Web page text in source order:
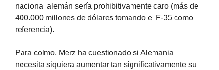
nacional alemán sería prohibitivamente caro (más de
400.000 millones de dólares tomando el F-35 como
referencia).
Para colmo, Merz ha cuestionado si Alemania
necesita siquiera aumentar tan significativamente su